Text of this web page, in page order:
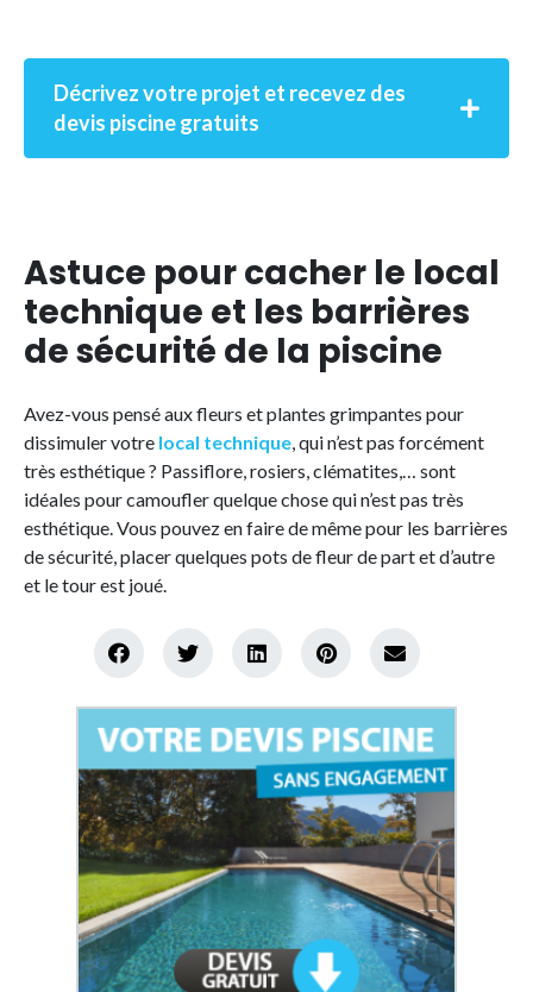
Décrivez votre projet et recevez des
devis piscine gratuits
Astuce pour cacher le local
technique et les barrières
de sécurité de la piscine
Avez-vous pensé aux fleurs et plantes grimpantes pour
dissimuler votre local technique, qui n’est pas forcément
très esthétique ? Passiflore, rosiers, clématites,… sont
idéales pour camoufler quelque chose qui n’est pas très
esthétique. Vous pouvez en faire de même pour les barrières
de sécurité, placer quelques pots de fleur de part et d’autre
et le tour est joué.